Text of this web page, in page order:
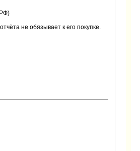
не обязывает к его покупке.